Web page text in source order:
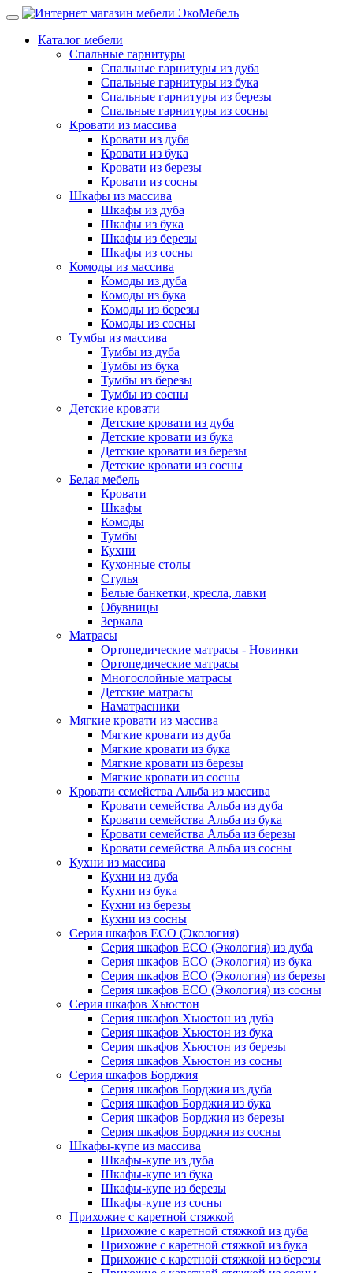
Каталог мебели
Спальные гарнитуры
Спальные гарнитуры из дуба
Спальные гарнитуры из бука
Спальные гарнитуры из березы
Спальные гарнитуры из сосны
Кровати из массива
Кровати из дуба
Кровати из бука
Кровати из березы
Кровати из сосны
Шкафы из массива
Шкафы из дуба
Шкафы из бука
Шкафы из березы
Шкафы из сосны
Комоды из массива
Комоды из дуба
Комоды из бука
Комоды из березы
Комоды из сосны
Тумбы из массива
Тумбы из дуба
Тумбы из бука
Тумбы из березы
Тумбы из сосны
Детские кровати
Детские кровати из дуба
Детские кровати из бука
Детские кровати из березы
Детские кровати из сосны
Белая мебель
Кровати
Шкафы
Комоды
Тумбы
Кухни
Кухонные столы
Стулья
Белые банкетки, кресла, лавки
Обувницы
Зеркала
Матрасы
Ортопедические матрасы - Новинки
Ортопедические матрасы
Многослойные матрасы
Детские матрасы
Наматрасники
Мягкие кровати из массива
Мягкие кровати из дуба
Мягкие кровати из бука
Мягкие кровати из березы
Мягкие кровати из сосны
Кровати семейства Альба из массива
Кровати семейства Альба из дуба
Кровати семейства Альба из бука
Кровати семейства Альба из березы
Кровати семейства Альба из сосны
Кухни из массива
Кухни из дуба
Кухни из бука
Кухни из березы
Кухни из сосны
Серия шкафов ECO (Экология)
Серия шкафов ECO (Экология) из дуба
Серия шкафов ECO (Экология) из бука
Серия шкафов ECO (Экология) из березы
Серия шкафов ECO (Экология) из сосны
Серия шкафов Хьюстон
Серия шкафов Хьюстон из дуба
Серия шкафов Хьюстон из бука
Серия шкафов Хьюстон из березы
Серия шкафов Хьюстон из сосны
Серия шкафов Борджия
Серия шкафов Борджия из дуба
Серия шкафов Борджия из бука
Серия шкафов Борджия из березы
Серия шкафов Борджия из сосны
Шкафы-купе из массива
Шкафы-купе из дуба
Шкафы-купе из бука
Шкафы-купе из березы
Шкафы-купе из сосны
Прихожие с каретной стяжкой
Прихожие с каретной стяжкой из дуба
Прихожие с каретной стяжкой из бука
Прихожие с каретной стяжкой из березы